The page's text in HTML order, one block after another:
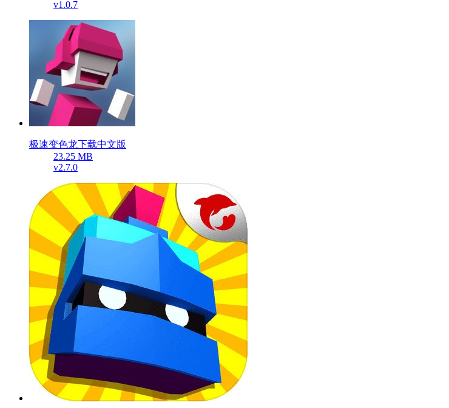
v1.0.7
极速变色龙下载中文版
23.25 MB
v2.7.0